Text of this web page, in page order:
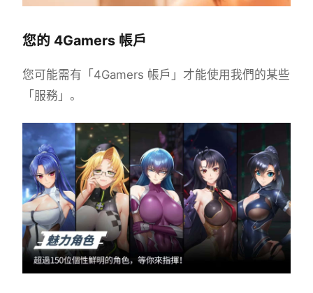
您的 4Gamers 帳戶
您可能需有「4Gamers 帳戶」才能使用我們的某些
「服務」。